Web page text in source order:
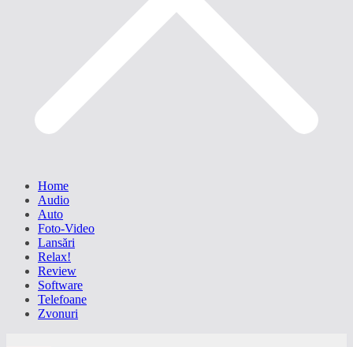
Home
Audio
Auto
Foto-Video
Lansări
Relax!
Review
Software
Telefoane
Zvonuri